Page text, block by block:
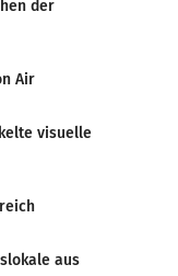
der
Air
visuelle
aus